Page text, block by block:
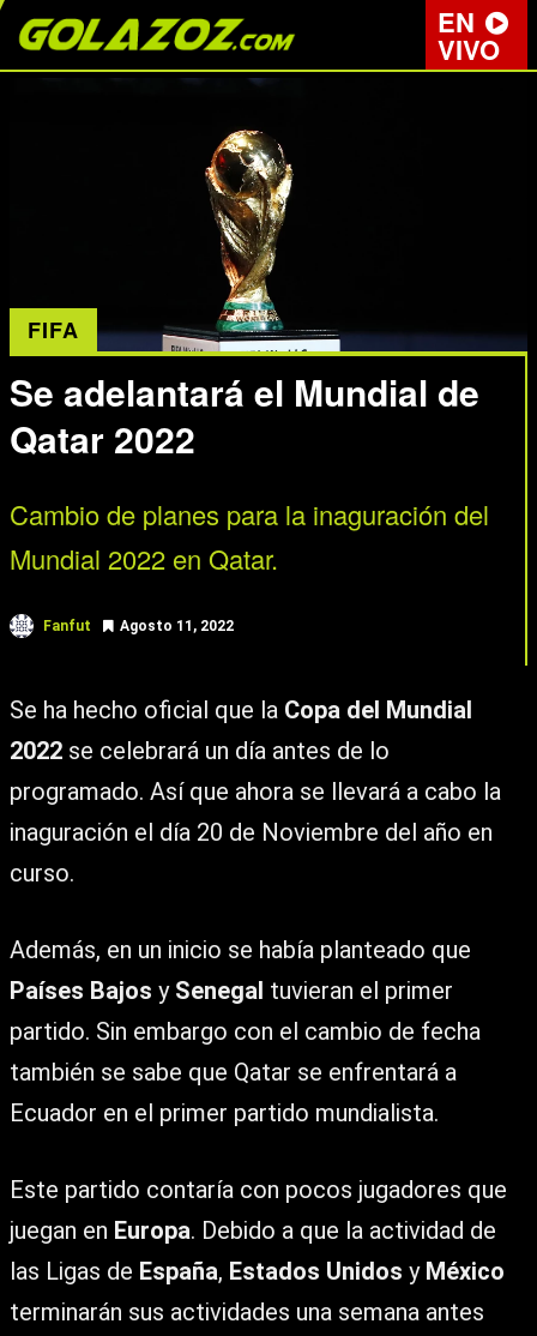
EN
VIVO
FIFA
Se adelantará el Mundial de
Qatar 2022
Cambio de planes para la inaguración del
Mundial 2022 en Qatar.
Fanfut Agosto 11, 2022
Se ha hecho oficial que la Copa del Mundial
2022 se celebrará un día antes de lo
programado. Así que ahora se llevará a cabo la
inaguración el día 20 de Noviembre del año en
curso.
Además, en un inicio se había planteado que
Países Bajos y Senegal tuvieran el primer
partido. Sin embargo con el cambio de fecha
también se sabe que Qatar se enfrentará a
Ecuador en el primer partido mundialista.
Este partido contaría con pocos jugadores que
juegan en Europa. Debido a que la actividad de
las Ligas de España, Estados Unidos y México
terminarán sus actividades una semana antes